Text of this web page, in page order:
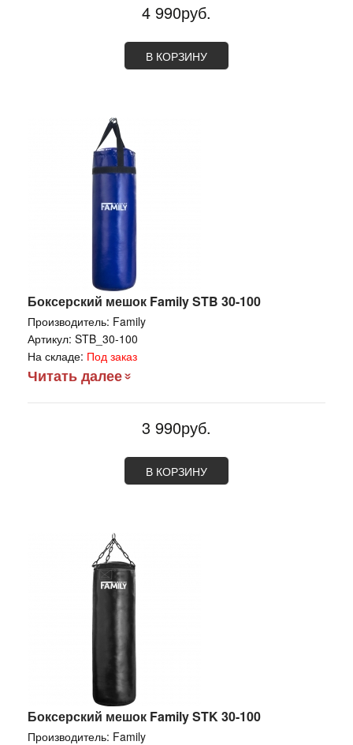
4 990руб.
В КОРЗИНУ
Боксерский мешок Family STB 30-100
Производитель: Family
Артикул: STB_30-100
На складе: Под заказ
Читать далее
3 990руб.
В КОРЗИНУ
Боксерский мешок Family STK 30-100
Производитель: Family